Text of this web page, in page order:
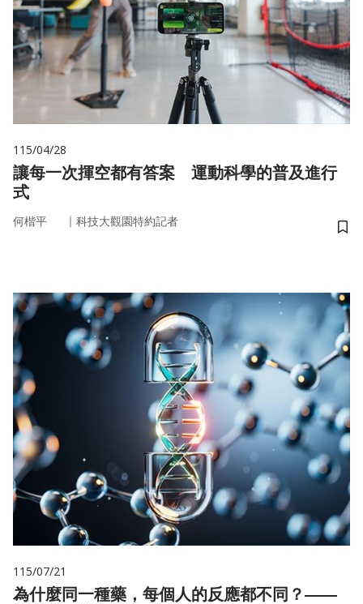
115/04/28
讓每一次揮空都有答案 運動科學的普及進行
式
何楷平 ｜ 科技大觀園特約記者
儲
115/07/21
為什麼同一種藥，每個人的反應都不同？——